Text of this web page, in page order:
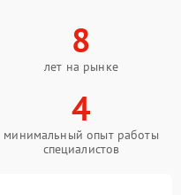
8
лет на рынке
4
минимальный опыт работы
специалистов